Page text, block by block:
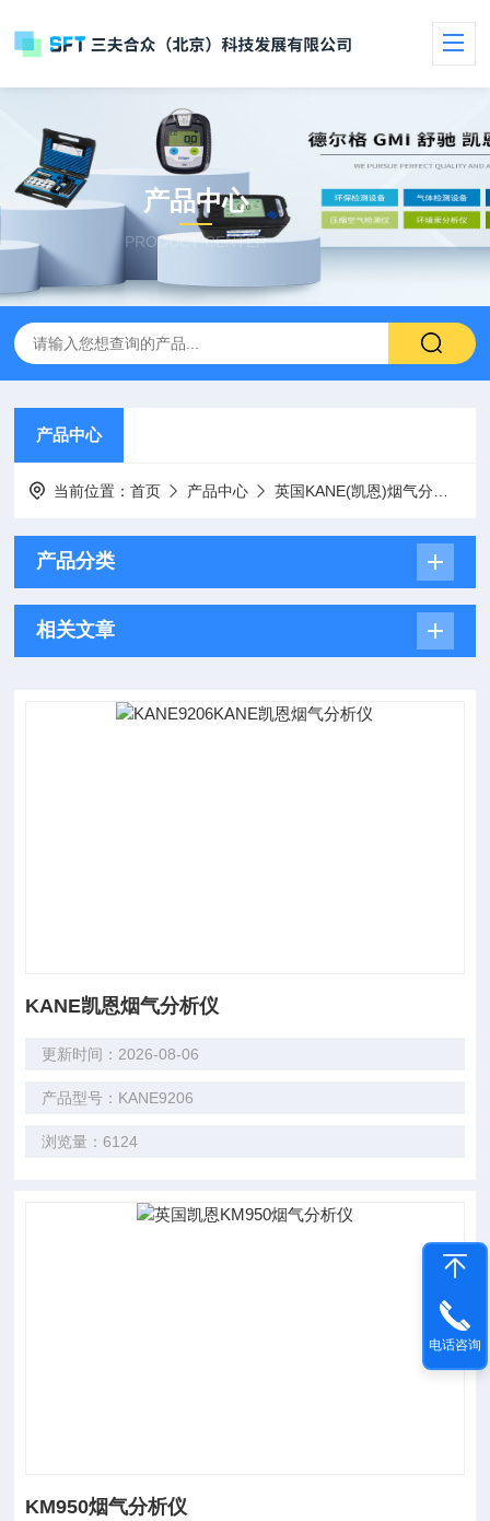
产品中心
PRODUCT CENTER
产品中心
当前位置：首页 产品中心 英国KANE(凯恩)烟气分析仪
产品分类
相关文章
KANE凯恩烟气分析仪
更新时间：2026-08-06
产品型号：KANE9206
浏览量：6124
KM950烟气分析仪
电话咨询